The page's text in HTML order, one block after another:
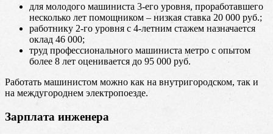
для молодого машиниста 3-его уровня, проработавшего
несколько лет помощником – низкая ставка 20 000 руб.;
работнику 2-го уровня с 4-летним стажем назначается
оклад 46 000;
труд профессионального машиниста метро с опытом
более 8 лет оценивается до 95 000 руб.
Работать машинистом можно как на внутригородском, так и
на междугороднем электропоезде.
Зарплата инженера